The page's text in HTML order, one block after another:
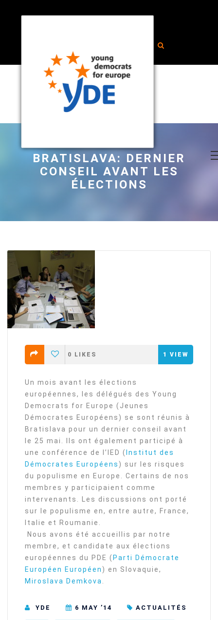
BRATISLAVA: DERNIER
CONSEIL AVANT LES
ÉLECTIONS
0 LIKES 1 VIEW
Un mois avant les élections
européennes, les délégués des Young
Democrats for Europe (Jeunes
Démocrates Européens) se sont réunis à
Bratislava pour un dernier conseil avant
le 25 mai. Ils ont également participé à
une conférence de l’IED ( Institut des
Démocrates Européens ) sur les risques
du populisme en Europe. Certains de nos
membres y participaient comme
intervenants. Les discussions ont porté
sur le populisme en, entre autre, France,
Italie et Roumanie.
Nous avons été accueillis par notre
membre, et candidate aux élections
européennes du PDE ( Parti Démocrate
Européen Européen ) en Slovaquie,
Miroslava Demkova
YDE 6 MAY ’14 ACTUALITÉS